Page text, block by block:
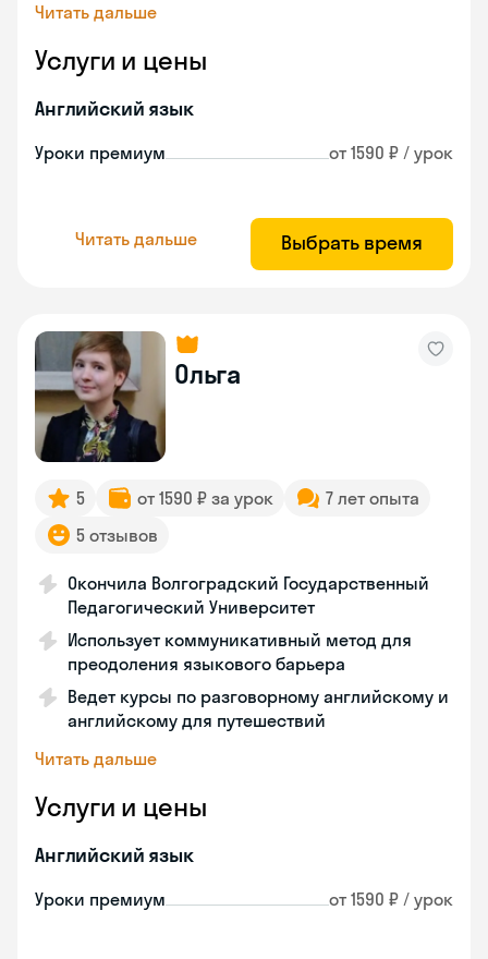
Читать дальше
Услуги и цены
Английский язык
Уроки премиум от 1590 ₽ / урок
Читать дальше Выбрать время
Ольга
5 от 1590 ₽ за урок
7 лет опыта
5 отзывов
Окончила Волгоградский Государственный
Педагогический Университет
Использует коммуникативный метод для
преодоления языкового барьера
Ведет курсы по разговорному английскому и
английскому для путешествий
Читать дальше
Услуги и цены
Английский язык
Уроки премиум от 1590 ₽ / урок